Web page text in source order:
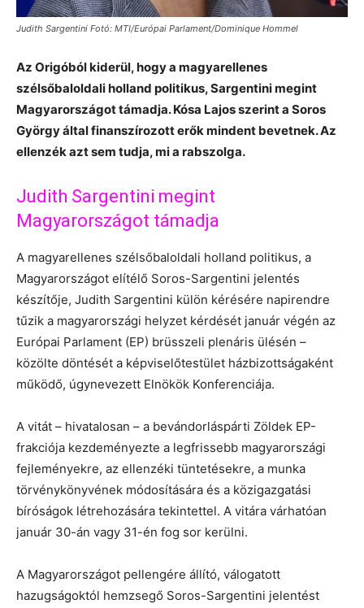
Judith Sargentini Fotó: MTI/Európai Parlament/Dominique Hommel
Az Origóból kiderül, hogy a magyarellenes
szélsőbaloldali holland politikus, Sargentini megint
Magyarországot támadja. Kósa Lajos szerint a Soros
György által finanszírozott erők mindent bevetnek. Az
ellenzék azt sem tudja, mi a rabszolga.
Judith Sargentini megint
Magyarországot támadja
A magyarellenes szélsőbaloldali holland politikus, a
Magyarországot elítélő Soros-Sargentini jelentés
készítője, Judith Sargentini külön kérésére napirendre
tűzik a magyarországi helyzet kérdését január végén az
Európai Parlament (EP) brüsszeli plenáris ülésén –
közölte döntését a képviselőtestület házbizottságaként
működő, úgynevezett Elnökök Konferenciája.
A vitát – hivatalosan – a bevándorláspárti Zöldek EP-
frakciója kezdeményezte a legfrissebb magyarországi
fejleményekre, az ellenzéki tüntetésekre, a munka
törvénykönyvének módosítására és a közigazgatási
bíróságok létrehozására tekintettel. A vitára várhatóan
január 30-án vagy 31-én fog sor kerülni.
A Magyarországot pellengére állító, válogatott
hazugságoktól hemzsegő Soros-Sargentini jelentést